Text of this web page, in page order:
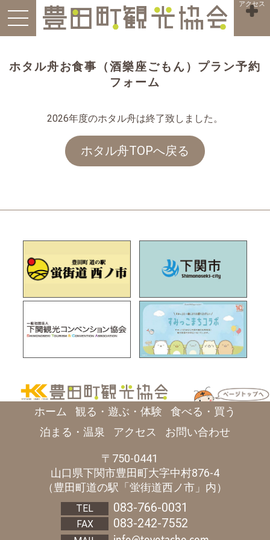
アクセス
ホタル舟お食事（酒樂座ごもん）プラン予約
フォーム
2026年度のホタル舟は終了致しました。
ホタル舟TOPへ戻る
ホーム 観る・遊ぶ・体験
食べる・買う
泊まる・温泉
アクセス お問い合わせ
750-0441
山口県下関市豊田町大字中村876-4
（豊田町道の駅「蛍街道西ノ市」内）
083-766-0031
083-242-7552